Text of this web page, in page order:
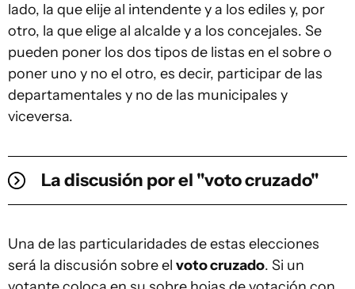
lado, la que elije al intendente y a los ediles y, por
otro, la que elige al alcalde y a los concejales. Se
pueden poner los dos tipos de listas en el sobre o
poner uno y no el otro, es decir, participar de las
departamentales y no de las municipales y
viceversa.
La discusión por el "voto cruzado"
Una de las particularidades de estas elecciones
será la discusión sobre el voto cruzado. Si un